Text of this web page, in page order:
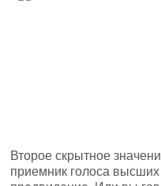
Второе скрытное
приемник голоса